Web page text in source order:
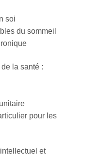
soi
du sommeil
la santé :
pour les
et